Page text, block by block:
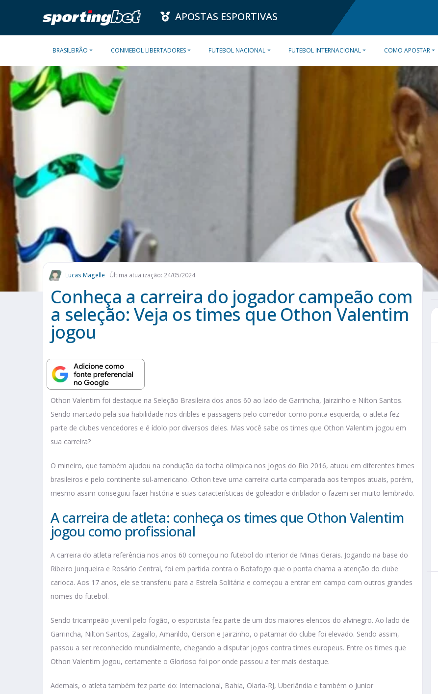
APOSTAS ESPORTIVAS
BRASILEIRÃO CONMEBOL LIBERTADORES FUTEBOL NACIONAL FUTEBOL INTERNACIONAL COMO APOSTAR
Lucas Magelle Última atualização: 24/05/2024
Conheça a carreira do jogador campeão com
a seleção: Veja os times que Othon Valentim
jogou
Othon Valentim foi destaque na Seleção Brasileira dos anos 60 ao lado de Garrincha, Jairzinho e Nilton Santos.
Sendo marcado pela sua habilidade nos dribles e passagens pelo corredor como ponta esquerda, o atleta fez
parte de clubes vencedores e é ídolo por diversos deles. Mas você sabe os times que Othon Valentim jogou em
sua carreira?
O mineiro, que também ajudou na condução da tocha olímpica nos Jogos do Rio 2016, atuou em diferentes times
brasileiros e pelo continente sul-americano. Othon teve uma carreira curta comparada aos tempos atuais, porém,
mesmo assim conseguiu fazer história e suas características de goleador e driblador o fazem ser muito lembrado.
A carreira de atleta: conheça os times que Othon Valentim
jogou como profissional
A carreira do atleta referência nos anos 60 começou no futebol do interior de Minas Gerais. Jogando na base do
Ribeiro Junqueira e Rosário Central, foi em partida contra o Botafogo que o ponta chama a atenção do clube
carioca. Aos 17 anos, ele se transferiu para a Estrela Solitária e começou a entrar em campo com outros grandes
nomes do futebol.
Sendo tricampeão juvenil pelo fogão, o esportista fez parte de um dos maiores elencos do alvinegro. Ao lado de
Garrincha, Nilton Santos, Zagallo, Amarildo, Gerson e Jairzinho, o patamar do clube foi elevado. Sendo assim,
passou a ser reconhecido mundialmente, chegando a disputar jogos contra times europeus. Entre os times que
Othon Valentim jogou, certamente o Glorioso foi por onde passou a ter mais destaque.
Ademais, o atleta também fez parte do: Internacional, Bahia, Olaria-RJ, Uberlândia e também o Junior